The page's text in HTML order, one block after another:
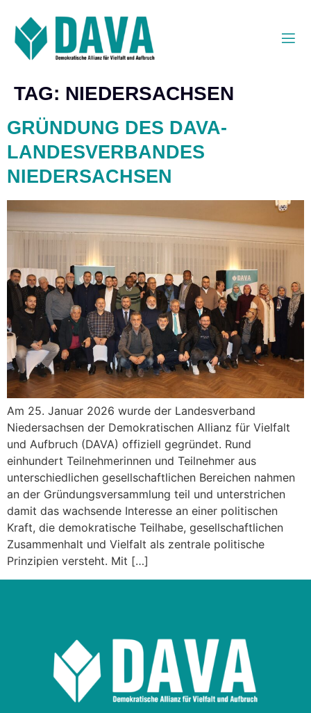
TAG: NIEDERSACHSEN
GRÜNDUNG DES DAVA-
LANDESVERBANDES
NIEDERSACHSEN
Am 25. Januar 2026 wurde der Landesverband
Niedersachsen der Demokratischen Allianz für Vielfalt
und Aufbruch (DAVA) offiziell gegründet. Rund
einhundert Teilnehmerinnen und Teilnehmer aus
unterschiedlichen gesellschaftlichen Bereichen nahmen
an der Gründungsversammlung teil und unterstrichen
damit das wachsende Interesse an einer politischen
Kraft, die demokratische Teilhabe, gesellschaftlichen
Zusammenhalt und Vielfalt als zentrale politische
Prinzipien versteht. Mit […]